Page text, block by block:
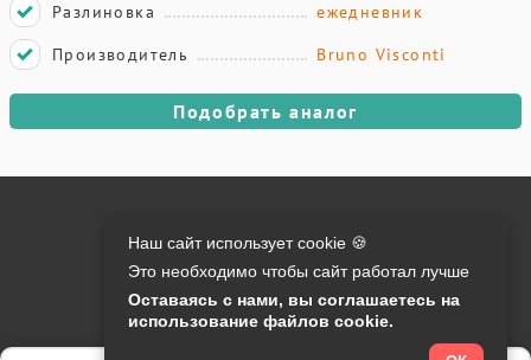
Разлиновка
ежедневник
Производитель
Bruno Visconti
Подобрать аналог
Контакты:
info@o-manager.ru
Онлайн оплата на сайте:
Наш сайт использует cookie 🍪
Это необходимо чтобы сайт работал лучше
Оставаясь с нами, вы соглашаетесь на
использование файлов cookie.